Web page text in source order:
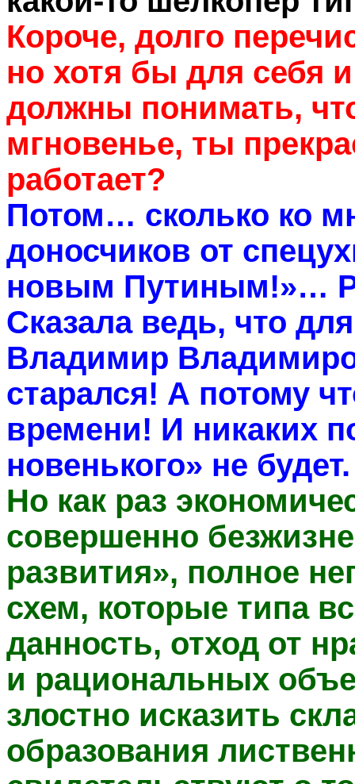
Короче, долго
но хотя бы для себя
должны понимать,
мгновенье, ты
работает?
Потом… сколько ко
доносчиков от
новым Путиным!»…
Сказала ведь, что
Владимир
старался! А потому
времени! И никаких
новенького» не
Но как раз
совершенно
развития», полное
схем, которые типа
данность, отход от
и рациональных
злостно исказить
образования